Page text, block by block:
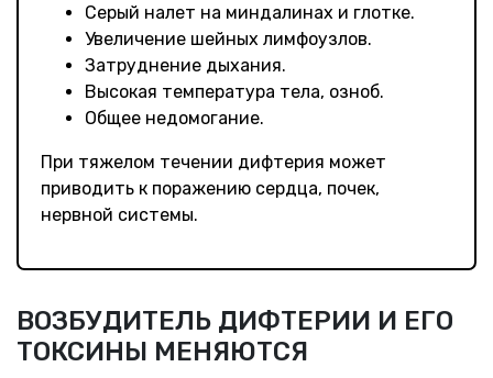
Серый налет на миндалинах и глотке.
Увеличение шейных лимфоузлов.
Затруднение дыхания.
Высокая температура тела, озноб.
Общее недомогание.
При тяжелом течении дифтерия может
приводить к поражению сердца, почек,
нервной системы.
ВОЗБУДИТЕЛЬ ДИФТЕРИИ И ЕГО
ТОКСИНЫ МЕНЯЮТСЯ